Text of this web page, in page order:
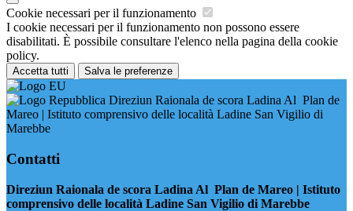
Cookie necessari per il funzionamento
I cookie necessari per il funzionamento non possono essere
disabilitati. È possibile consultare l'elenco nella pagina della cookie
policy.
Accetta tutti Salva le preferenze
Direziun Raionala de scora Ladina Al Plan de
Mareo | Istituto comprensivo delle località Ladine San Vigilio di
Marebbe
Contatti
Direziun Raionala de scora Ladina Al Plan de Mareo | Istituto
comprensivo delle località Ladine San Vigilio di Marebbe